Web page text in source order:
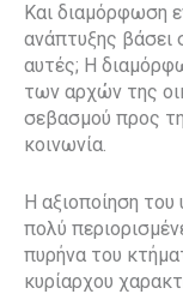
Και διαμόρφωση
ανάπτυξης βάσει
αυτές; Η
των αρχών της
σεβασμού προς
κοινωνία.
Η αξιοποίηση
πολύ
πυρήνα του
κυρίαρχου